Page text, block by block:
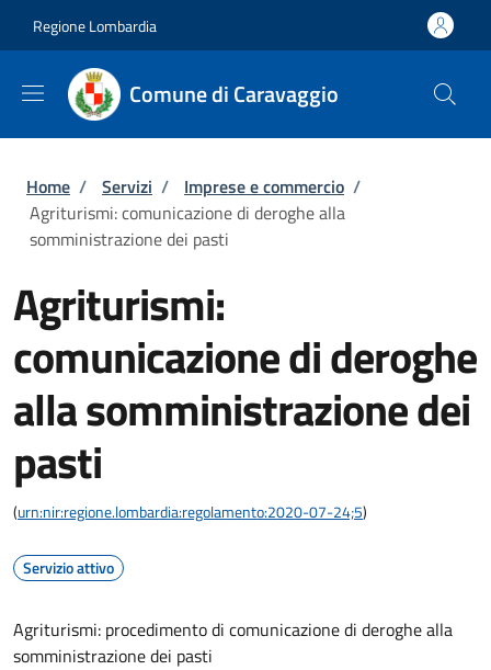
Regione Lombardia
Comune di Caravaggio
Briciole di pane
Home / Servizi / Imprese e commercio /
Agriturismi: comunicazione di deroghe alla
somministrazione dei pasti
Agriturismi:
comunicazione di deroghe
alla somministrazione dei
pasti
(urn:nir:regione.lombardia:regolamento:2020-07-24;5)
Servizio attivo
Agriturismi: procedimento di comunicazione di deroghe alla
somministrazione dei pasti